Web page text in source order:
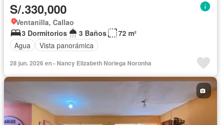
S/.330,000
Ventanilla, Callao
3 Dormitorios
3 Baños
72 m²
Agua
Vista panorámica
28 jun. 2026 en - Nancy Elizabeth Noriega Noronha